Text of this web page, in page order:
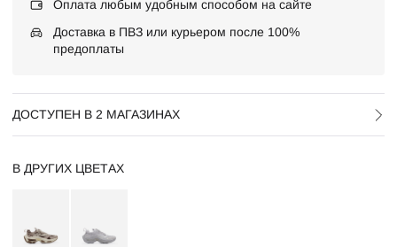
Оплата любым удобным способом на сайте
Доставка в ПВЗ или курьером после 100%
предоплаты
ДОСТУПЕН В 2 МАГАЗИНАХ
В ДРУГИХ ЦВЕТАХ